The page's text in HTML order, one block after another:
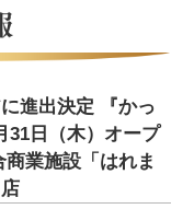
進出決定 『かっ
31日（木）オープ
業施設「はれま